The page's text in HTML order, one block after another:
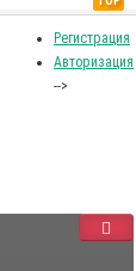
Регистрация
Авторизация
-->